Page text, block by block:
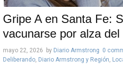
Gripe A en Santa Fe:
vacunarse por alza del
mayo 22, 2026 by Diario Armstrong 0
Deliberando, Diario Armstrong y Región,